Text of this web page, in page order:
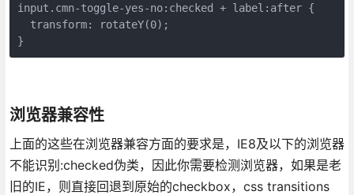
input.cmn-toggle-yes-no:checked + label:after {
  transform: rotateY(0);
}
浏览器兼容性
上面的这些在浏览器兼容方面的要求是，IE8及以下的浏览器
不能识别:checked伪类，因此你需要检测浏览器，如果是老
旧的IE，则直接回退到原始的checkbox，css transitions